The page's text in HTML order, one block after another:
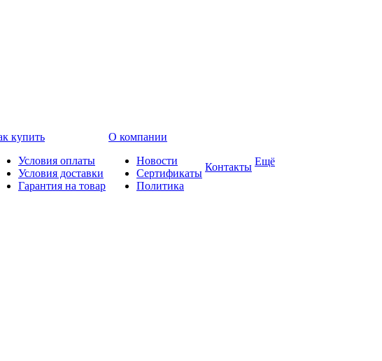
купить
Условия оплаты
Условия доставки
Гарантия на товар
О компании
Новости
Сертификаты
Политика
Контакты Ещё